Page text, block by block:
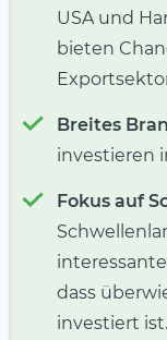
USA und
bieten
Breites
investieren
Fokus auf
dass
investiert ist.